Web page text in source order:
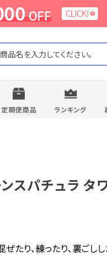
定期便商品 ランキング
スパチュラ タ
たり、練ったり、裏ごし